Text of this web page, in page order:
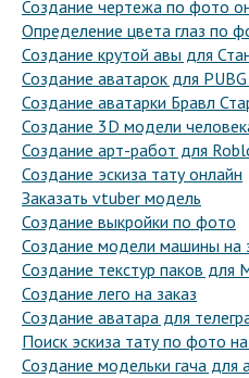
Создание чертежа по фото
Определение цвета глаз по
Создание крутой авы для
Создание аватарок для
Создание аватарки Бравл
Создание 3D модели
Создание арт-работ для
Создание эскиза тату онлайн
Заказать vtuber модель
Создание выкройки по фото
Создание модели машины на
Создание текстур паков для
Создание лего на заказ
Создание аватара для
Поиск эскиза тату по фото на
Создание модельки гача для